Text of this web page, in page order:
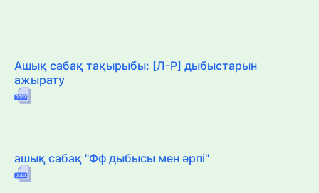
Ашық сабақ тақырыбы: [Л-Р] дыбыстарын
ажырату
ашық сабақ "Фф дыбысы мен әрпі"